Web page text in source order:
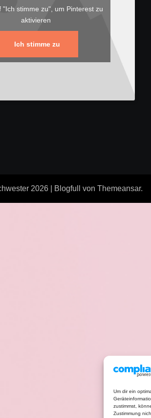
Um dir ein
zustimmst,
Zustimmung
"Ich stimme zu", um Pinterest zu
aktivieren
Ich stimme zu
2026 Blogfull von Themeansar.